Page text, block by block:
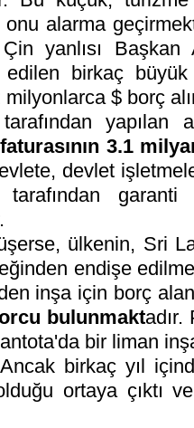
alarma
yanlısı Başkan
edilen birkaç
$ borç
yapılan
3.1
devlet
ülkenin, Sri
endişe
inşa için borç
bulunmaktadır.
bir liman
birkaç yıl
ortaya çıktı